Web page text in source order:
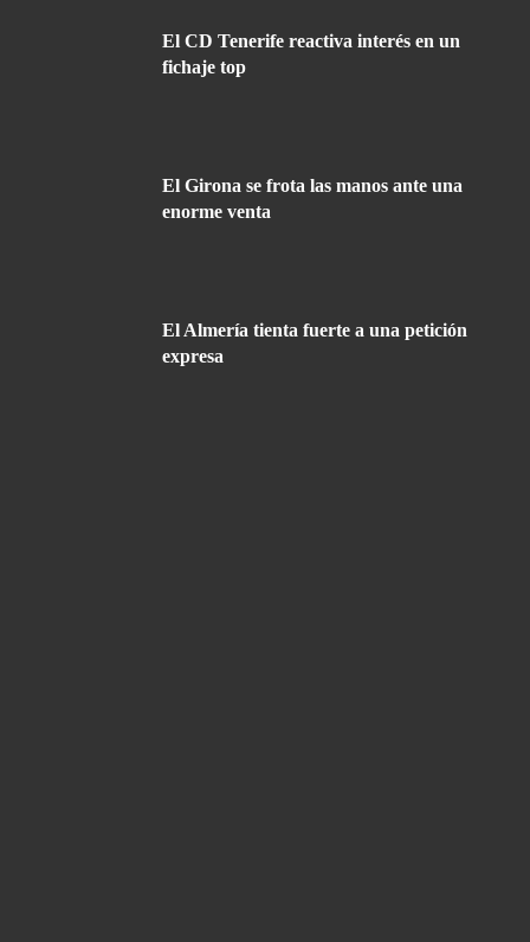
El CD Tenerife reactiva interés en un
fichaje top
El Girona se frota las manos ante una
enorme venta
El Almería tienta fuerte a una petición
expresa